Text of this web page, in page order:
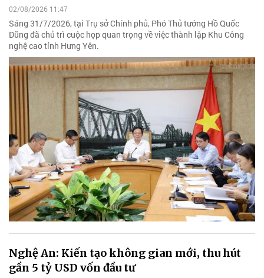
02/08/2026 11:47
Sáng 31/7/2026, tại Trụ sở Chính phủ, Phó Thủ tướng Hồ Quốc
Dũng đã chủ trì cuộc họp quan trọng về việc thành lập Khu Công
nghệ cao tỉnh Hưng Yên.
Nghệ An: Kiến tạo không gian mới, thu hút
gần 5 tỷ USD vốn đầu tư